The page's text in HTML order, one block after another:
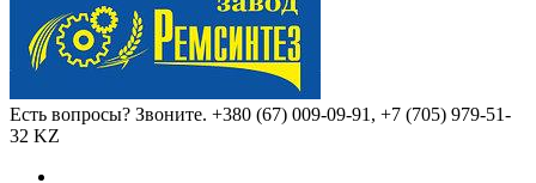
Есть вопросы? Звоните. +380 (67) 009-09-91, +7 (705) 979-51-
32 KZ